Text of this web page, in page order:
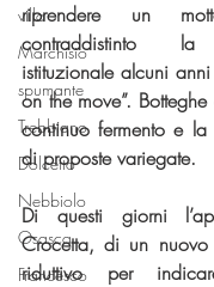
villa
Marchisio
spumante
Trebbiano
Dolcetto
Nebbiolo
Osasca
Francesco
riprendere un
contraddistinto la
istituzionale alcuni
on the move”.
continuo fermento e
di proposte variegate.
Di questi giorni
Crocetta, di un nuovo
riduttivo per